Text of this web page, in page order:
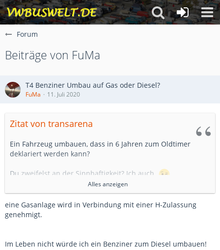
Forum
Beiträge von FuMa
T4 Benziner Umbau auf Gas oder Diesel?
FuMa 11. Juli 2020
Zitat von transarena
Ein Fahrzeug umbauen, dass in 6 Jahren zum Oldtimer
deklariert werden kann?
Du zweifelst an der Sinnhaftigkeit? Ich auch.
Wie viel Km fährst du denn pro Jahr ?
Für 2000€ oder mehr, gibt es eine Menge Benzin.
Alles anzeigen
eine Gasanlage wird in Verbindung mit einer H-Zulassung
genehmigt.
Im Leben nicht würde ich ein Benziner zum Diesel umbauen!